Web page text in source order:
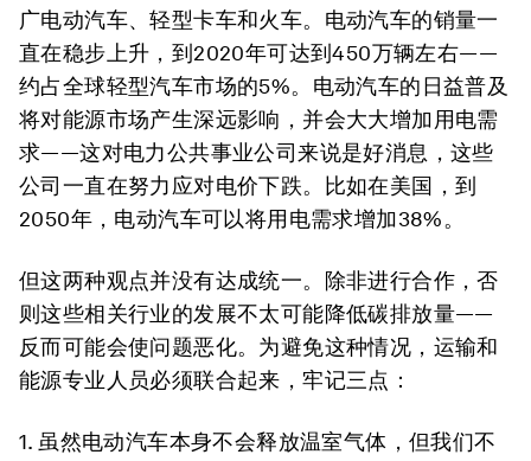
广电动汽车、轻型卡车和火车。电动汽车的销量一
直在稳步上升，到2020年可达到450万辆左右——
约占全球轻型汽车市场的5%。电动汽车的日益普及
将对能源市场产生深远影响，并会大大增加用电需
求——这对电力公共事业公司来说是好消息，这些
公司一直在努力应对电价下跌。比如在美国，到
2050年，电动汽车可以将用电需求增加38%。
但这两种观点并没有达成统一。除非进行合作，否
则这些相关行业的发展不太可能降低碳排放量——
反而可能会使问题恶化。为避免这种情况，运输和
能源专业人员必须联合起来，牢记三点：
1. 虽然电动汽车本身不会释放温室气体，但我们不